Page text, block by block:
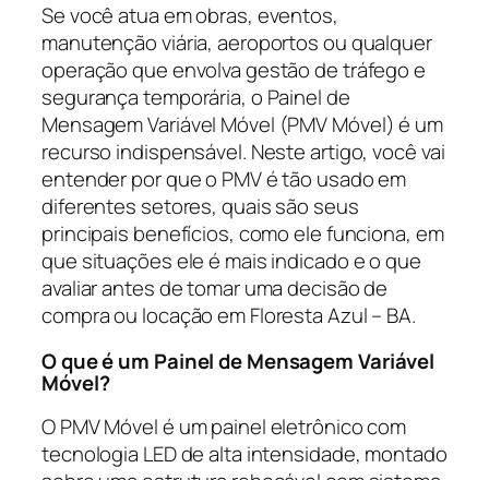
Se você atua em obras, eventos,
manutenção viária, aeroportos ou qualquer
operação que envolva gestão de tráfego e
segurança temporária, o Painel de
Mensagem Variável Móvel (PMV Móvel) é um
recurso indispensável. Neste artigo, você vai
entender por que o PMV é tão usado em
diferentes setores, quais são seus
principais benefícios, como ele funciona, em
que situações ele é mais indicado e o que
avaliar antes de tomar uma decisão de
compra ou locação em Floresta Azul – BA.
O que é um Painel de Mensagem Variável
Móvel?
O PMV Móvel é um painel eletrônico com
tecnologia LED de alta intensidade, montado